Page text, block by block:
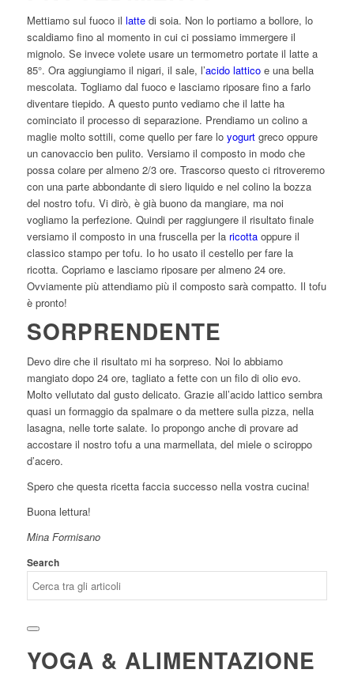
Mettiamo sul fuoco il lattedi soia. Non lo portiamo a bollore, lo
scaldiamo fino al momento in cui ci possiamo immergere il
mignolo. Se invece volete usare un termometro portate il latte a
85°. Ora aggiungiamo il nigari, il sale, l’acido latticoe una bella
mescolata. Togliamo dal fuoco e lasciamo riposare fino a farlo
diventare tiepido. A questo punto vediamo che il latte ha
cominciato il processo di separazione. Prendiamo un colino a
maglie molto sottili, come quello per fare lo yogurtgreco oppure
un canovaccio ben pulito. Versiamo il composto in modo che
possa colare per almeno 2/3 ore. Trascorso questo ci ritroveremo
con una parte abbondante di siero liquido e nel colino la bozza
del nostro tofu. Vi dirò, è già buono da mangiare, ma noi
vogliamo la perfezione. Quindi per raggiungere il risultato finale
versiamo il composto in una fruscella per la ricottaoppure il
classico stampo per tofu. Io ho usato il cestello per fare la
ricotta. Copriamo e lasciamo riposare per almeno 24 ore.
Ovviamente più attendiamo più il composto sarà compatto. Il tofu
è pronto!
SORPRENDENTE
Devo dire che il risultato mi ha sorpreso. Noi lo abbiamo
mangiato dopo 24 ore, tagliato a fette con un filo di olio evo.
Molto vellutato dal gusto delicato. Grazie all’acido lattico sembra
quasi un formaggio da spalmare o da mettere sulla pizza, nella
lasagna, nelle torte salate. Io propongo anche di provare ad
accostare il nostro tofu a una marmellata, del miele o sciroppo
d’acero.
Spero che questa ricetta faccia successo nella vostra cucina!
Buona lettura!
Mina Formisano
Search
YOGA & ALIMENTAZIONE